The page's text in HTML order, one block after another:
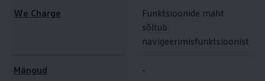
We Charge
Funktsioonide maht
sõltub
navigeerimisfunktsioonist
Mängud -